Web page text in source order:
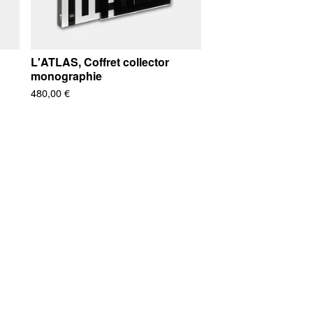
L'ATLAS, Coffret collector
monographie
480,00€